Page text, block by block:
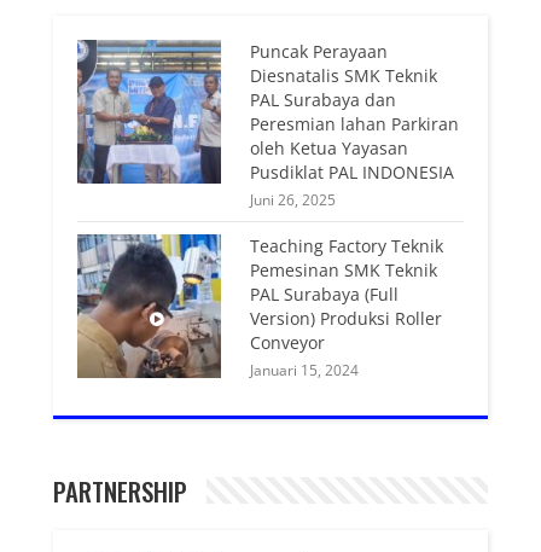
Puncak Perayaan
Diesnatalis SMK Teknik
PAL Surabaya dan
Peresmian lahan Parkiran
oleh Ketua Yayasan
Pusdiklat PAL INDONESIA
Juni 26, 2025
Teaching Factory Teknik
Pemesinan SMK Teknik
PAL Surabaya (Full
Version) Produksi Roller
Conveyor
Januari 15, 2024
PARTNERSHIP